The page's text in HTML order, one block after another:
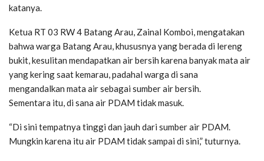
katanya.
Ketua RT 03 RW 4 Batang Arau, Zainal Komboi, mengatakan
bahwa warga Batang Arau, khususnya yang berada di lereng
bukit, kesulitan mendapatkan air bersih karena banyak mata air
yang kering saat kemarau, padahal warga di sana
mengandalkan mata air sebagai sumber air bersih.
Sementara itu, di sana air PDAM tidak masuk.
“Di sini tempatnya tinggi dan jauh dari sumber air PDAM.
Mungkin karena itu air PDAM tidak sampai di sini,” tuturnya.